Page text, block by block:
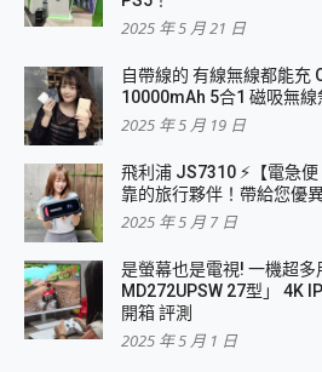
2025 年 5 月 21 日
自帶線的 有線無線都能充
10000mAh 5合1 磁吸無線
2025 年 5 月 19 日
飛利浦 JS7310 ⚡【電急
靠的旅行夥伴！帶給您優
2025 年 5 月 7 日
是螢幕也是電視! 一機超
MD272UPSW 27型」 4K
開箱 評測
2025 年 5 月 1 日